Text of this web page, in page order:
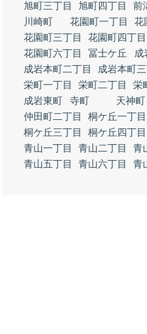
旭町三丁目
旭町四丁目 前
川崎町
花園町一丁目
花
花園町三丁目
花園町四丁目
花園町六丁目
冨士ケ丘
成
成岩本町二丁目
成岩本町三
栄町一丁目
栄町二丁目 栄
成岩東町
寺町 天神町
仲田町二丁目
桐ケ丘一丁目
桐ケ丘三丁目
桐ケ丘四丁目
青山一丁目
青山二丁目 青
青山五丁目
青山六丁目 青